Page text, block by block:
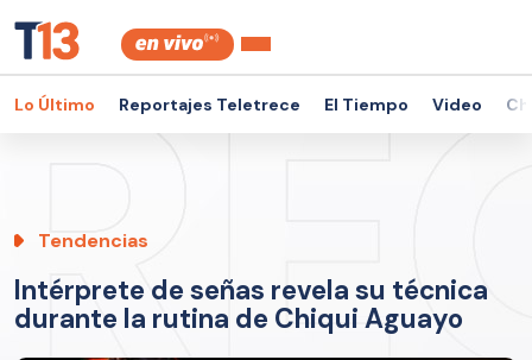
Lo Último Reportajes Teletrece El Tiempo Video
Tendencias
Intérprete de señas revela su técnica
durante la rutina de Chiqui Aguayo